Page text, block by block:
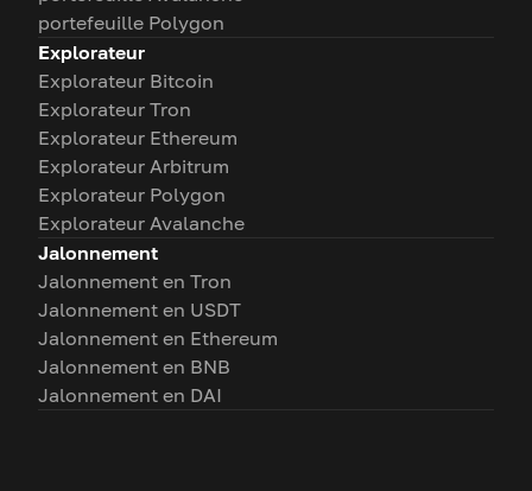
portefeuille Polygon
Explorateur
Explorateur Bitcoin
Explorateur Tron
Explorateur Ethereum
Explorateur Arbitrum
Explorateur Polygon
Explorateur Avalanche
Jalonnement
Jalonnement en Tron
Jalonnement en USDT
Jalonnement en Ethereum
Jalonnement en BNB
Jalonnement en DAI